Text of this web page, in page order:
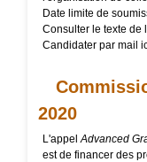
Date limite de
Consulter le texte de
Candidater par mail
2020
L'appelAdvanced
est de financer des